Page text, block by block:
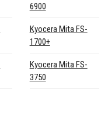
6900
Kyocera Mita FS-
1700+
Kyocera Mita FS-
3750